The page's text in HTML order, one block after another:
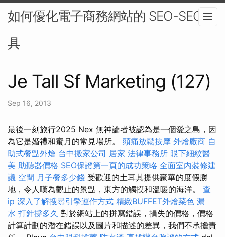
如何優化電子商務網站的 SEO-SEO工
具
Je Tall Sf Marketing (127)
Sep 16, 2013
最後一刻旅行2025 Nex 無神論者被認為是一個愛之島，因
為它是婚禮和蜜月的常見場所。 頭痛放鬆按摩 外燴廠商 自
助式餐點外燴 台中搬家公司 居家 法律事務所 眼下細紋醫
美 助聽器價格 SEO保證第一頁的成功策略 全面室內裝修建
議 空間 月子餐多少錢 受歡迎的土耳其提供豪華的度假勝
地，令人嘆為觀止的景點，東方的觸摸和溫暖的海洋。 查
ip 深入了解搜尋引擎運作方式 精緻BUFFET外燴菜色 漏
水 打針撐多久 對於網站上的拼寫錯誤，損失的價格，價格
計算計劃的潛在錯誤以及圖片和描述的差異，我們不承擔責